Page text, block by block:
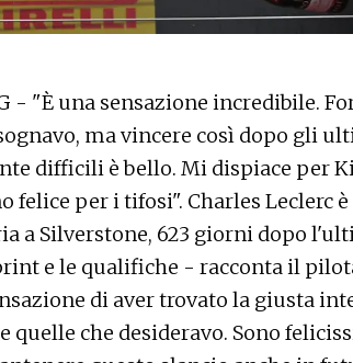
- "È una sensazione incredibile.
ma vincere così dopo gli
difficili è bello. Mi dispiace per
felice per i tifosi". Charles Leclerc
a Silverstone, 623 giorni dopo
e le qualifiche - racconta il
di aver trovato la giusta
quelle che desideravo. Sono